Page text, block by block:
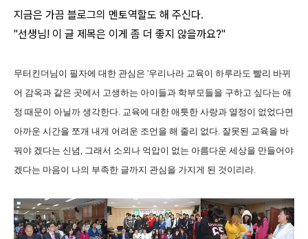
지금은 가끔 블로그의 멘토역할도 해 주신다.
"선생님! 이 글 제목은 이게 좀 더 좋지 않을까요?"
무터킨더님이 필자에 대한 관심은 '우리나라 교육이 하루라도 빨리 바뀌
어 감옥과 같은 곳에서 고생하는 아이들과 학부모들을 구하고 싶다는 애
정 때문이 아닐까 생각한다. 교육에 대한 애틋한 사랑과 열정이 없었다면
아까운 시간을 쪼개 내게 어려운 조언을 해 줄리 없다. 잘못된 교육을 바
꿔야 겠다는 신념, 그래서 소외나 억압이 없는 아름다운 세상을 만들어야
겠다는 마음이 나의 부족한 글까지 관심을 가지게 된 것이리라.